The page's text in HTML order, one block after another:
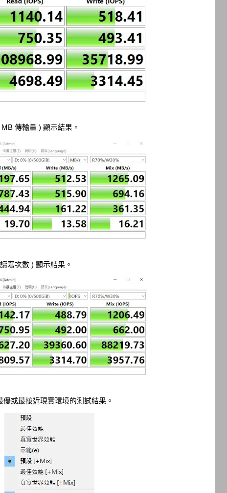
傳輸量 ) 顯示結果。
寫次數 ) 顯示結果。
或最接近現實環境的測試結果。